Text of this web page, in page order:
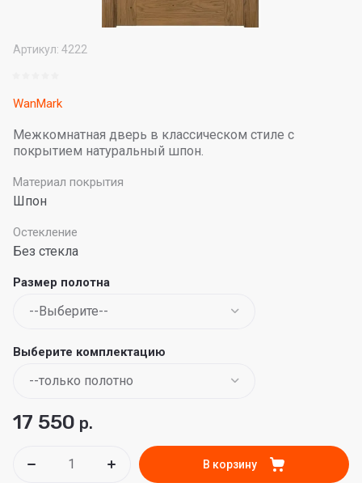
Артикул: 4222
WanMark
Межкомнатная дверь в классическом стиле с
покрытием натуральный шпон.
Материал покрытия
Шпон
Остекление
Без стекла
Размер полотна
Выберите комплектацию
17 550 р.
В корзину